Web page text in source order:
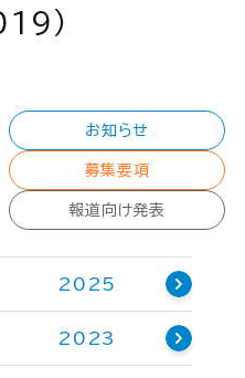
）
お知らせ
募集要項
報道向け発表
2025
2023